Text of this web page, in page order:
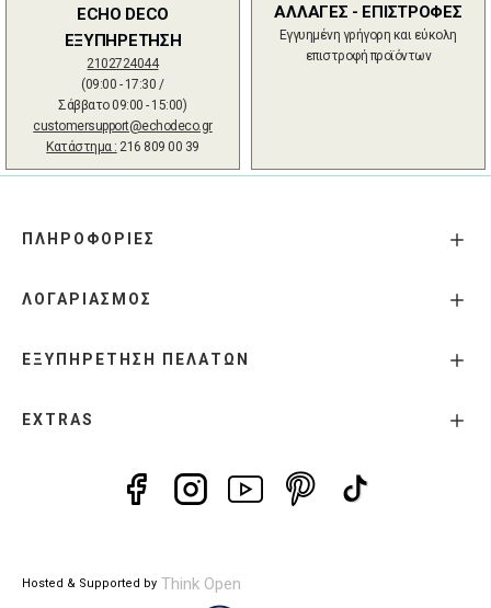
ECHO DECO
ΕΞΥΠΗΡΕΤΗΣΗ
2102724044
(09:00 - 17:30 /
Σάββατο 09:00 - 15:00)
customersupport@echodeco.gr
Κατάστημα : 216 809 00 39
ΑΛΛΑΓΕΣ - ΕΠΙΣΤΡΟΦΕΣ
Εγγυημένη γρήγορη και εύκολη
επιστροφή προϊόντων
ΠΛΗΡΟΦΟΡΙΕΣ
ΛΟΓΑΡΙΑΣΜΟΣ
ΕΞΥΠΗΡΕΤΗΣΗ ΠΕΛΑΤΩΝ
EXTRAS
Hosted & Supported by Think Open